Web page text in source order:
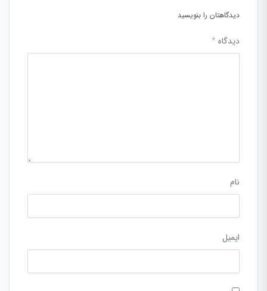
دیدگاهتان را بنویسید
دیدگاه *
نام
ایمیل